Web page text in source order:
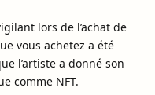
lors de l’achat de
vous achetez a été
l’artiste a donné son
comme NFT.